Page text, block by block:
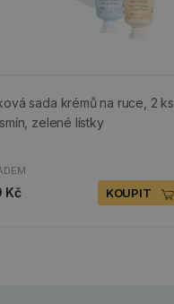
sada krémů na ruce, 2 ks
zelené lístky
Kč KOUPIT